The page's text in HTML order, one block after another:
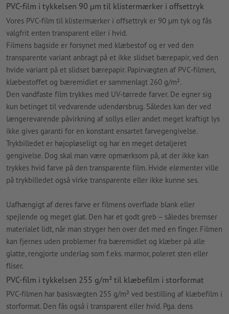
PVC-film i tykkelsen 90 µm til klistermærker i offsettryk
Vores PVC-film til klistermærker i offsettryk er 90 µm tyk og fås
valgfrit enten transparent eller i hvid.
Filmens bagside er forsynet med klæbestof og er ved den
transparente variant anbragt på et ikke slidset bærepapir, ved den
hvide variant på et slidset bærepapir. Papirvægten af PVC-filmen,
klæbestoffet og bæremidlet er sammenlagt 260 g/m².
Den vandfaste film trykkes med UV-tørrede farver. De egner sig
kun betinget til vedvarende udendørsbrug. Således kan der ved
længerevarende påvirkning af sollys eller andet meget kraftigt lys
ikke gives garanti for en konstant ensartet farvegengivelse.
Trykbilledet er højopløseligt og har en meget detaljeret
gengivelse. Dog skal man være opmærksom på, at der ikke kan
trykkes hvid farve på den transparente film. Hvide elementer ville
på trykbilledet også virke transparente eller ikke kunne ses.
Uafhængigt af deres farve er filmens overflade blank eller
spejlende og meget glat. Den har et godt greb – således bremser
materialet lidt, når man stryger hen over det med en finger. Filmen
kan fjernes uden problemer fra bæremidlet og klæber på alle
glatte, rengjorte underlag som f.eks. marmor, poleret sten eller
fliser.
PVC-film i tykkelsen 255 g/m² til klæbefilm i storformat
PVC-filmen har basisvægten 255 g/m² ved bestilling af klæbefilm i
storformat. Den fås også i transparent eller hvid. Pga. dens